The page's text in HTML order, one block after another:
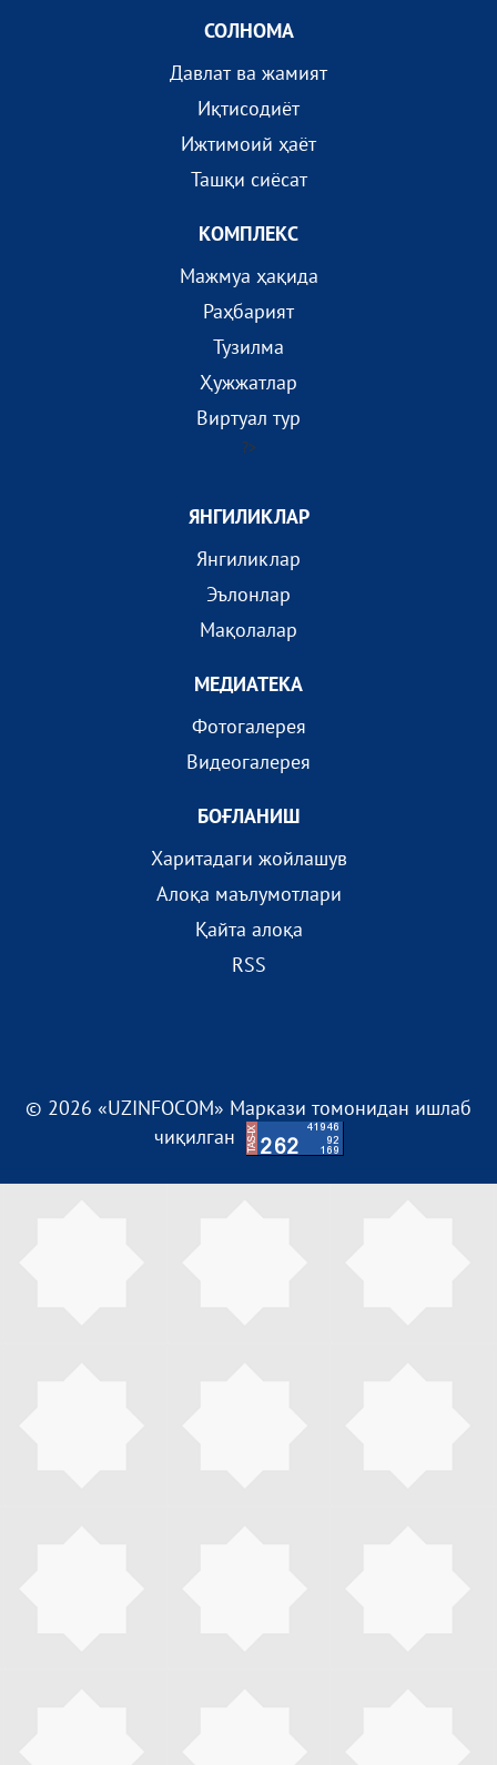
СОЛНОМА
Давлат ва жамият
Иқтисодиёт
Ижтимоий ҳаёт
Ташқи сиёсат
КОМПЛEКС
Мажмуа ҳақида
Раҳбарият
Тузилма
Ҳужжатлар
Виртуал тур
?>
ЯНГИЛИКЛАР
Янгиликлар
Эълонлар
Мақолалар
МEДИАТEКА
Фотогалерея
Видеогалерея
БОҒЛАНИШ
Харитадаги жойлашув
Алоқа маълумотлари
Қайта алоқа
RSS
© 2026 «UZINFOCOM» Маркази томонидан ишлаб
чиқилган